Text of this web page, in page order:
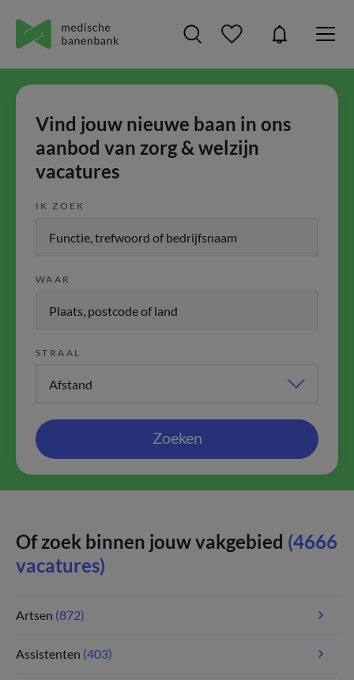
Vind jouw nieuwe baan in ons
aanbod van zorg & welzijn
vacatures
IK ZOEK
WAAR
STRAAL
Zoeken
Of zoek binnen jouw vakgebied (4666
vacatures)
Artsen (872)
Assistenten (403)